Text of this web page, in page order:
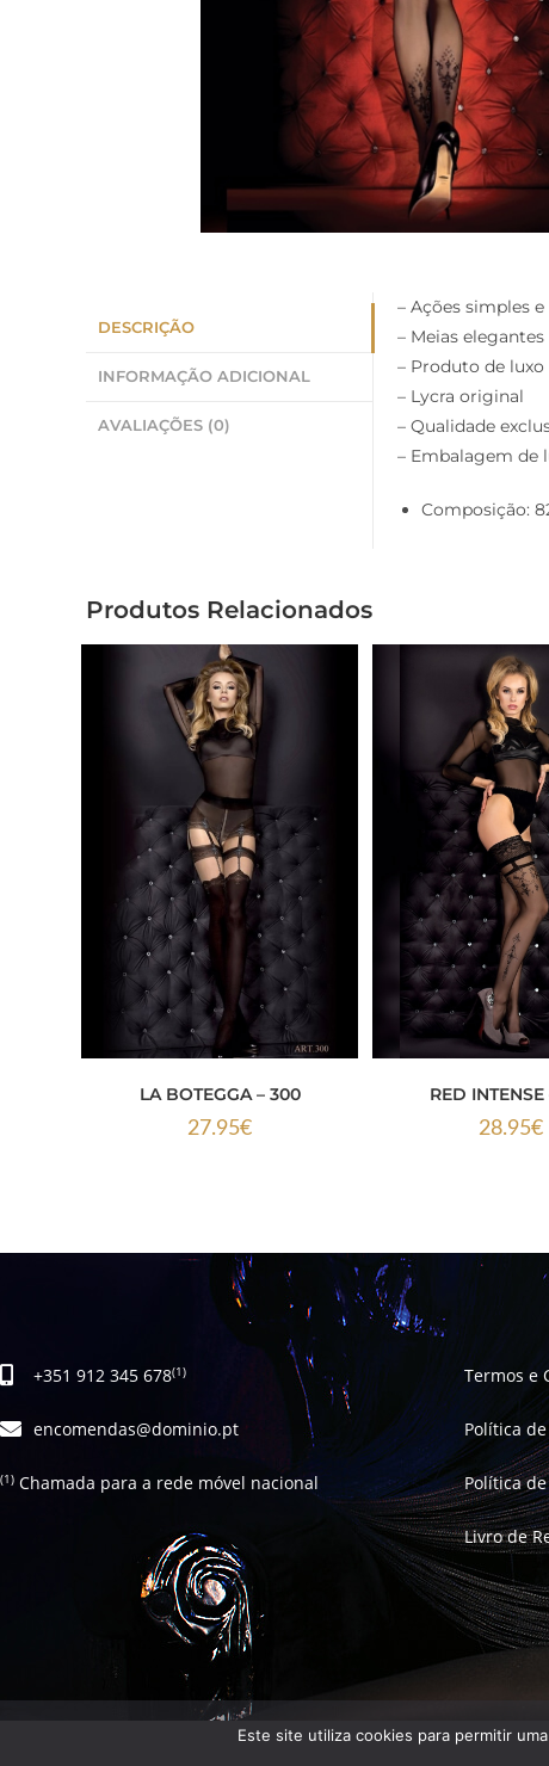
DESCRIÇÃO
INFORMAÇÃO ADICIONAL
AVALIAÇÕES (0)
– Ações simples
– Meias elegantes
– Produto de luxo
– Lycra original
– Qualidade
– Embalagem de
Composição:
Produtos Relacionados
LA BOTEGGA – 300
27.95€
RED
28.95€
+351 912 345 678(1)
encomendas@dominio.pt
(1) Chamada para a rede móvel nacional
Termos e
Política
Política
Livro de
Este site utiliza cookies para permitir